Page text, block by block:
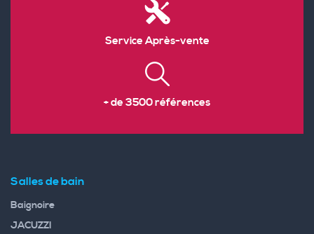
Service Après-vente
+ de 3500 références
Salles de bain
Baignoire
JACUZZI